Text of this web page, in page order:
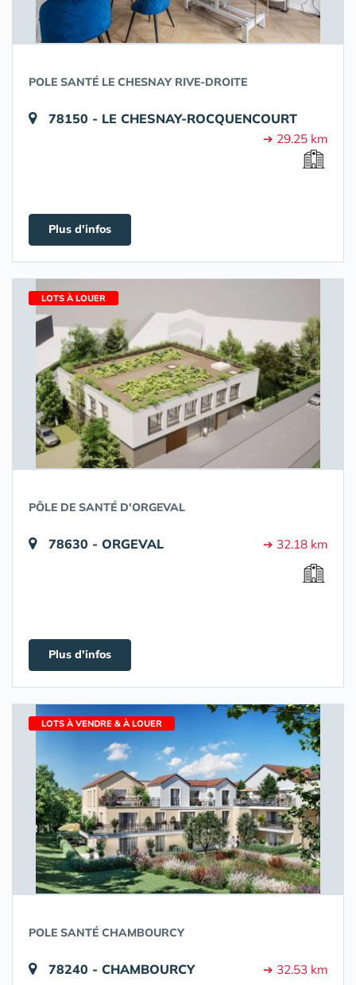
POLE SANTÉ LE CHESNAY RIVE-DROITE
78150 - LE CHESNAY-ROCQUENCOURT
➔ 29.25 km
Plus d'infos
LOTS À LOUER
PÔLE DE SANTÉ D'ORGEVAL
78630 - ORGEVAL ➔ 32.18 km
Plus d'infos
LOTS À VENDRE & À LOUER
POLE SANTÉ CHAMBOURCY
78240 - CHAMBOURCY ➔ 32.53 km